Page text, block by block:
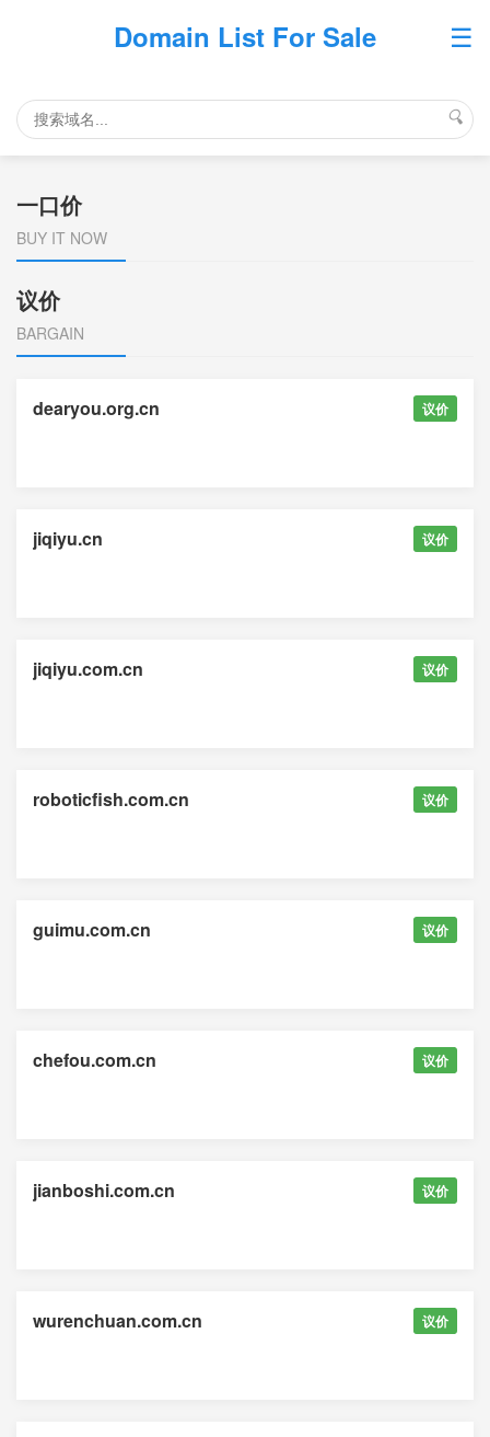
Domain List For Sale ☰
🔍
一口价
BUY IT NOW
议价
BARGAIN
dearyou.org.cn 议价
jiqiyu.cn 议价
jiqiyu.com.cn 议价
roboticfish.com.cn 议价
guimu.com.cn 议价
chefou.com.cn 议价
jianboshi.com.cn 议价
wurenchuan.com.cn 议价